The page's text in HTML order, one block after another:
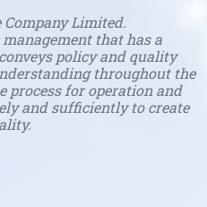
Limited.
that has a
policy and quality
throughout the
process for operation and
and sufficiently to create